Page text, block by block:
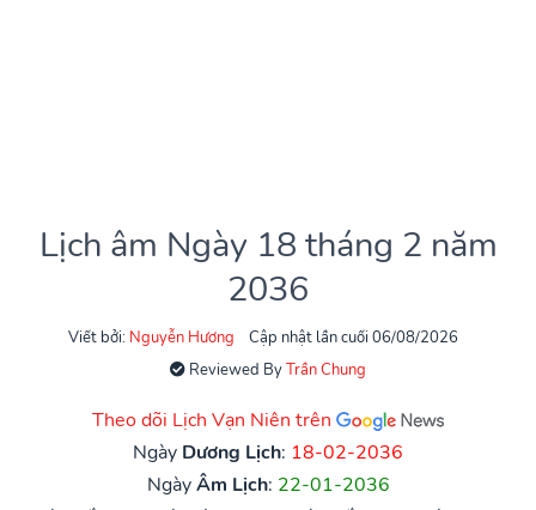
Lịch âm Ngày 18 tháng 2 năm
2036
Viết bởi: Nguyễn Hương
Cập nhật lần cuối 06/08/2026
Reviewed ByTrần Chung
Theo dõi Lịch Vạn Niên trên
Ngày Dương Lịch: 18-02-2036
NgàyÂm Lịch: 22-01-2036